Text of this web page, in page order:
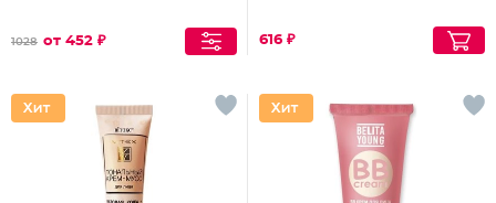
1028 от 452 ₽ 616 ₽